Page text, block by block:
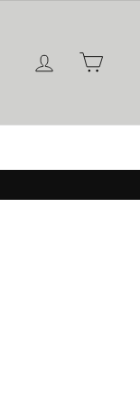
ログイン